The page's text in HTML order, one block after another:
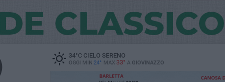
34°CCIELO SERENO
OGGI MIN 24° MAX 33° A GIOVINAZZO